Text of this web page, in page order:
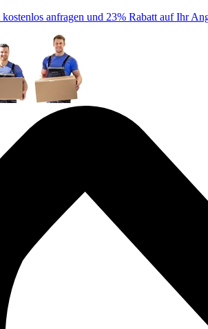
kostenlos anfragen und 23% Rabatt auf Ihr